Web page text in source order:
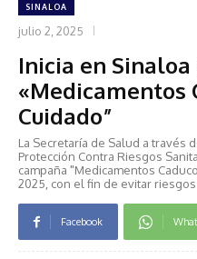
SINALOA
julio 2, 2025
Inicia en
«Medicamentos
Cuidado”
La Secretaría de Salud a través
Protección Contra Riesgos
campaña "Medicamentos
2025, con el fin de evitar
Facebook